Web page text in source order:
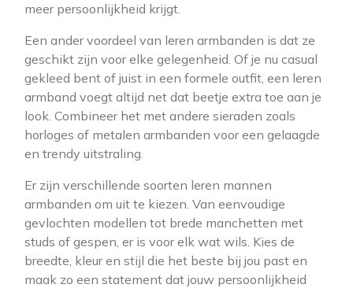
meer persoonlijkheid krijgt.
Een ander voordeel van leren armbanden is dat ze
geschikt zijn voor elke gelegenheid. Of je nu casual
gekleed bent of juist in een formele outfit, een leren
armband voegt altijd net dat beetje extra toe aan je
look. Combineer het met andere sieraden zoals
horloges of metalen armbanden voor een gelaagde
en trendy uitstraling.
Er zijn verschillende soorten leren mannen
armbanden om uit te kiezen. Van eenvoudige
gevlochten modellen tot brede manchetten met
studs of gespen, er is voor elk wat wils. Kies de
breedte, kleur en stijl die het beste bij jou past en
maak zo een statement dat jouw persoonlijkheid